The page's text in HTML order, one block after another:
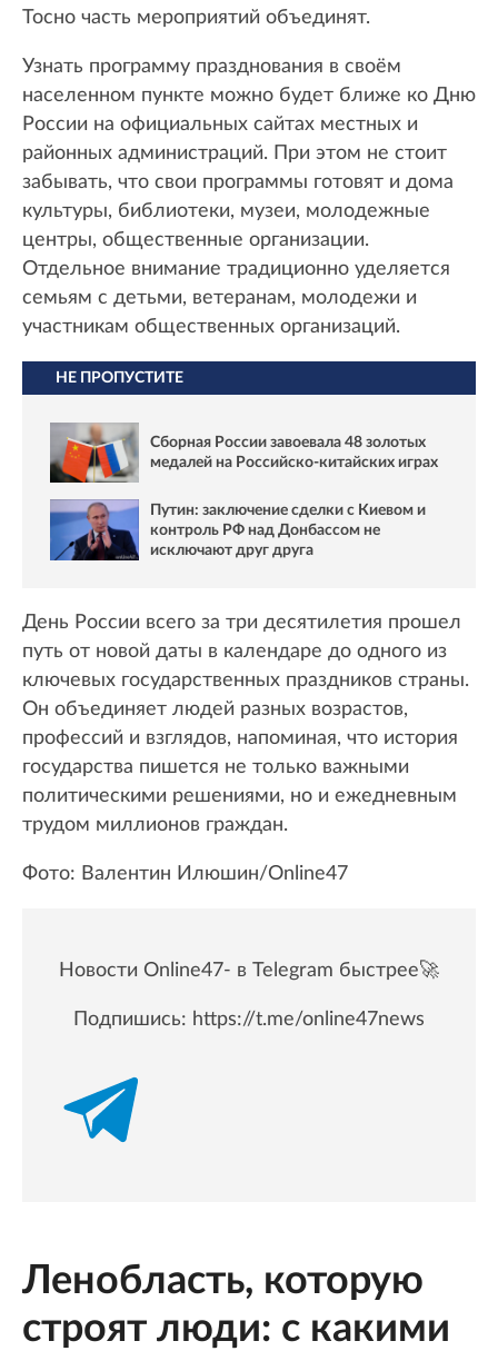
Тосно часть мероприятий объединят.
Узнать программу празднования в своём
населенном пункте можно будет ближе ко Дню
России на официальных сайтах местных и
районных администраций. При этом не стоит
забывать, что свои программы готовят и дома
культуры, библиотеки, музеи, молодежные
центры, общественные организации.
Отдельное внимание традиционно уделяется
семьям с детьми, ветеранам, молодежи и
участникам общественных организаций.
НЕ ПРОПУСТИТЕ
Сборная России завоевала 48 золотых
медалей на Российско-китайских играх
Путин: заключение сделки с Киевом и
контроль РФ над Донбассом не
исключают друг друга
День России всего за три десятилетия прошел
путь от новой даты в календаре до одного из
ключевых государственных праздников страны.
Он объединяет людей разных возрастов,
профессий и взглядов, напоминая, что история
государства пишется не только важными
политическими решениями, но и ежедневным
трудом миллионов граждан.
Фото: Валентин Илюшин/Online47
Новости Online47- в Telegram быстрее🚀
Подпишись: https://t.me/online47news
Ленобласть, которую
строят люди: с какими